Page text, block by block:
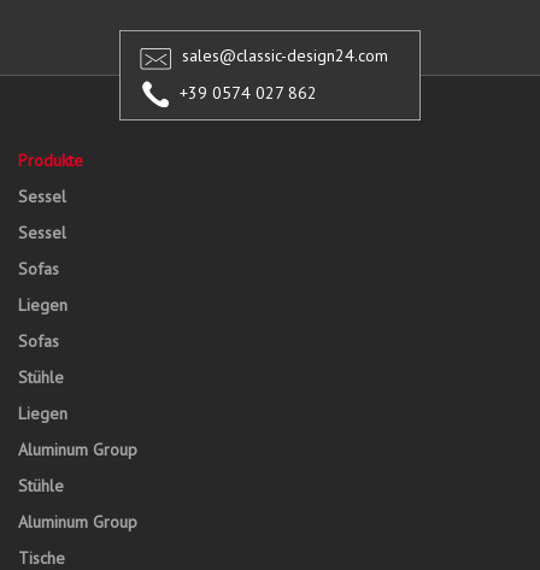
sales@classic-design24.com
+39 0574 027 862
Produkte
Sessel
Sessel
Sofas
Liegen
Sofas
Stühle
Liegen
Aluminum Group
Stühle
Aluminum Group
Tische